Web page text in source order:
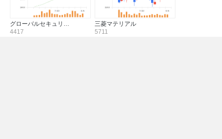
グローバルセキュリ…
4417
三菱マテリアル
5711